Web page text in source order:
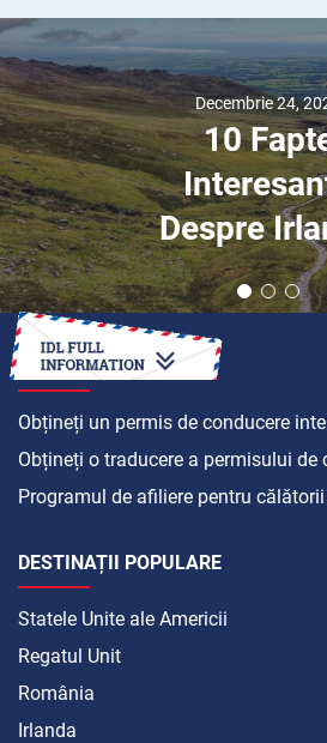
Decembrie 24,
10
Despre
CUM SĂ
Obțineți un permis de conducere
Obțineți o traducere a permisului de
Programul de afiliere pentru
DESTINAȚII POPULARE
Statele Unite ale Americii
Regatul Unit
România
Irlanda